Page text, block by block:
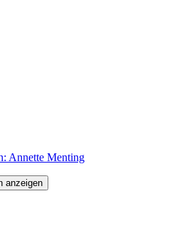
Annette Menting
anzeigen